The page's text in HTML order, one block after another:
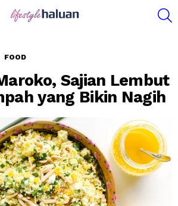
FOOD
Sajian Lembut
yang Bikin Nagih